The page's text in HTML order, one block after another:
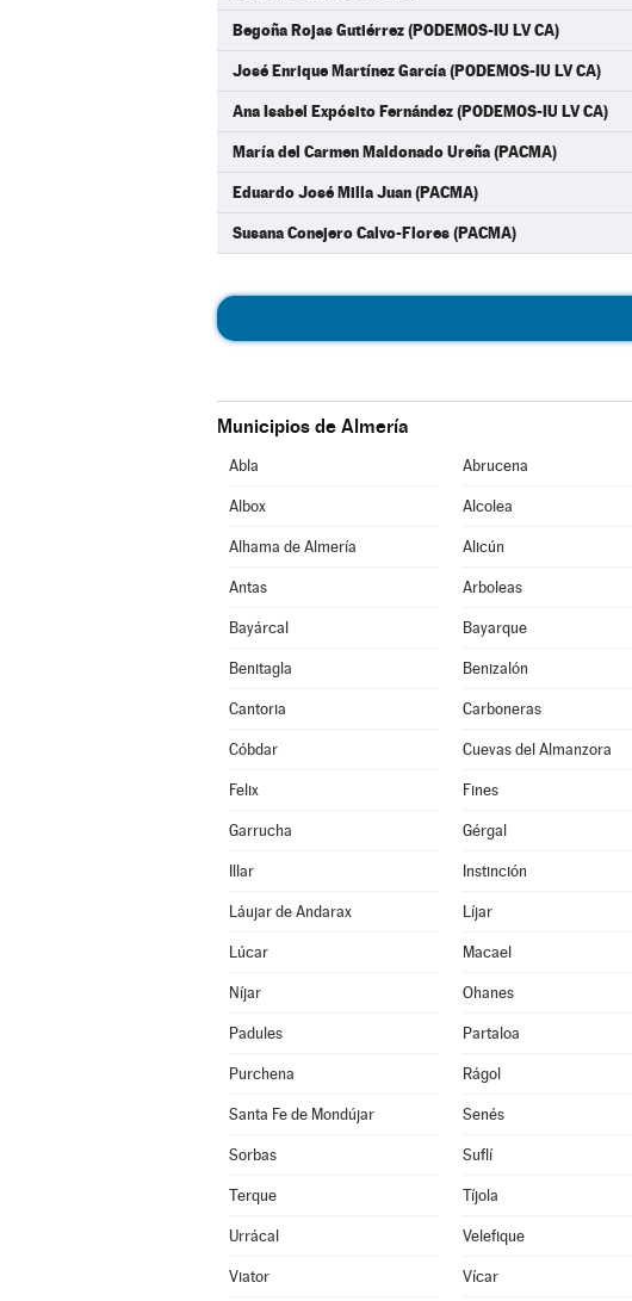
Begoña Rojas Gutiérrez (PODEMOS-IU LV CA)
José Enrique Martínez García (PODEMOS-IU LV CA)
Ana Isabel Expósito Fernández (PODEMOS-IU LV CA)
María del Carmen Maldonado Ureña (PACMA)
Eduardo José Milla Juan (PACMA)
Susana Conejero Calvo-Flores (PACMA)
Municipios de Almería
Abla Abrucena
Albox Alcolea
Alhama de Almería Alicún
Antas Arboleas
Bayárcal Bayarque
Benitagla Benizalón
Cantoria Carboneras
Cóbdar Cuevas del Almanzora
Felix Fines
Garrucha Gérgal
Illar Instinción
Láujar de Andarax Líjar
Lúcar Macael
Níjar Ohanes
Padules Partaloa
Purchena Rágol
Santa Fe de Mondújar Senés
Sorbas Suflí
Terque Tíjola
Urrácal Velefique
Viator Vícar